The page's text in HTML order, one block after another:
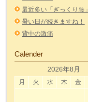
最近多い「ぎっくり腰」
暑い日が続きますね！
背中の激痛
Calender
2026年8月
月 火 水 木 金